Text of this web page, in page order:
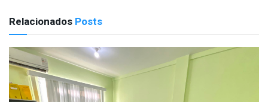
Relacionados Posts